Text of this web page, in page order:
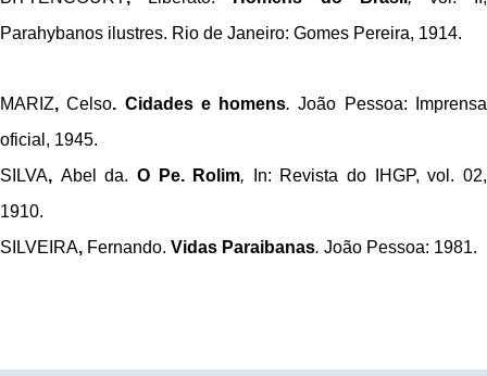
Parahybanos ilustres. Rio de Janeiro: Gomes Pereira, 1914.
MARIZ,Celso. Cidades e homens.João Pessoa: Imprensa
oficial, 1945.
SILVA, Abel da. O Pe. Rolim,
In: Revista do IHGP, vol. 02,
1910.
SILVEIRA, Fernando. Vidas Paraibanas. João Pessoa: 1981.